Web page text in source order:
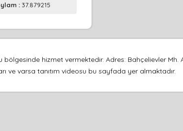
:37.879215
hizmet vermektedir. Adres: Bahçelievler Mh.
ve varsa tanıtım videosu bu sayfada yer almaktadır.